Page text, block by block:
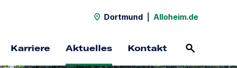
Dortmund Alloheim.de
Karriere Aktuelles Kontakt